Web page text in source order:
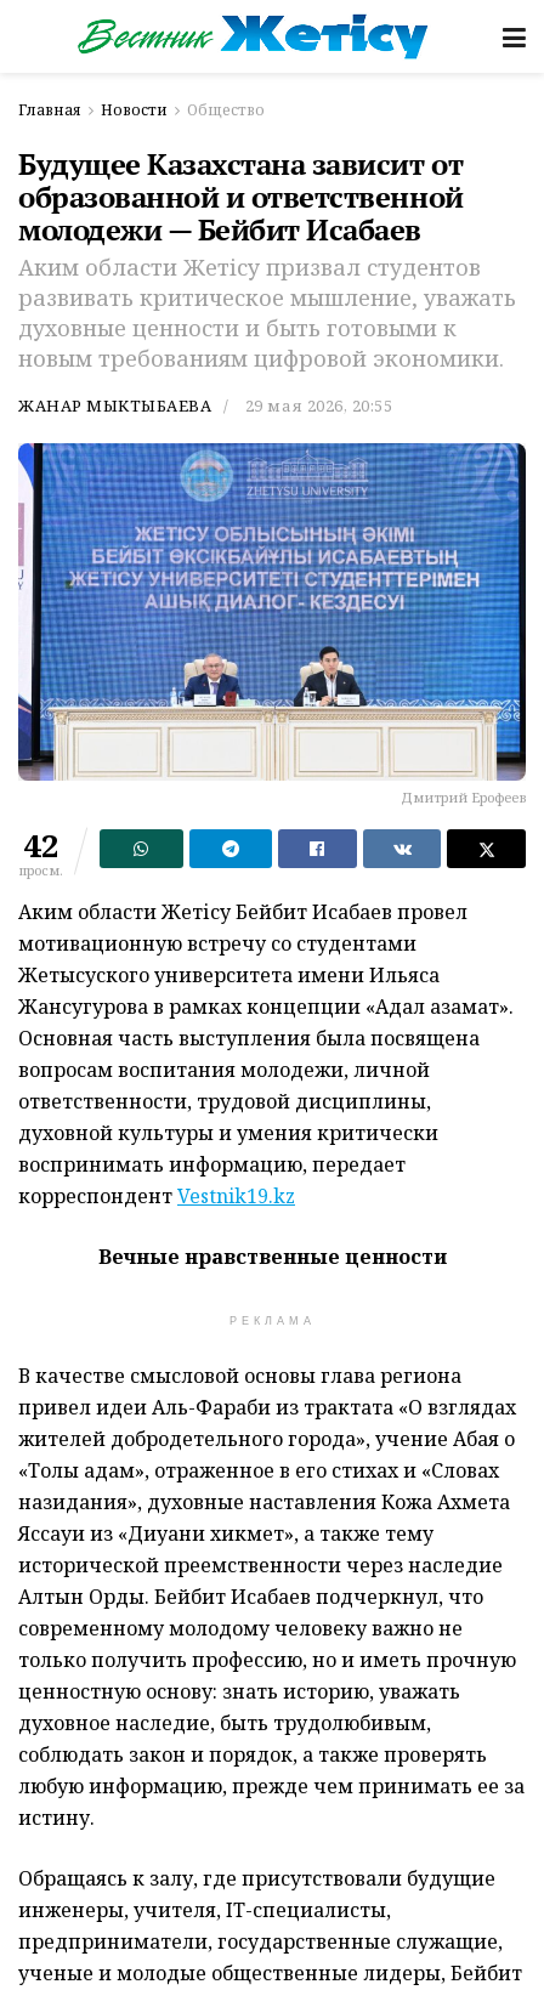
Главная Новости Общество
Будущее Казахстана зависит от
образованной и ответственной
молодежи — Бейбит Исабаев
Аким области Жетісу призвал студентов
развивать критическое мышление, уважать
духовные ценности и быть готовыми к
новым требованиям цифровой экономики.
ЖАНАР МЫКТЫБАЕВА 29 мая 2026, 20:55
Дмитрий Ерофеев
42
просм.
Аким области Жетісу Бейбит Исабаев провел
мотивационную встречу со студентами
Жетысуского университета имени Ильяса
Жансугурова в рамках концепции «Адал азамат».
Основная часть выступления была посвящена
вопросам воспитания молодежи, личной
ответственности, трудовой дисциплины,
духовной культуры и умения критически
воспринимать информацию, передает
корреспондентVestnik19.kz
Вечные нравственные ценности
РЕКЛАМА
В качестве смысловой основы глава региона
привел идеи Аль-Фараби из трактата «О взглядах
жителей добродетельного города», учение Абая о
«Толық адам», отраженное в его стихах и «Словах
назидания», духовные наставления Кожа Ахмета
Яссауи из «Диуани хикмет», а также тему
исторической преемственности через наследие
Алтын Орды. Бейбит Исабаев подчеркнул, что
современному молодому человеку важно не
только получить профессию, но и иметь прочную
ценностную основу: знать историю, уважать
духовное наследие, быть трудолюбивым,
соблюдать закон и порядок, а также проверять
любую информацию, прежде чем принимать ее за
истину.
Обращаясь к залу, где присутствовали будущие
инженеры, учителя, IT-специалисты,
предприниматели, государственные служащие,
ученые и молодые общественные лидеры, Бейбит